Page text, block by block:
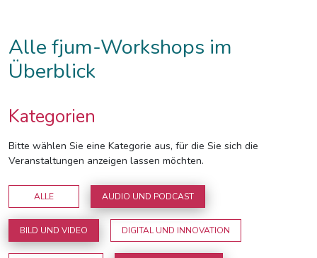
Alle fjum-Workshops im
Überblick
Kategorien
Bitte wählen Sie eine Kategorie aus, für die Sie sich die
Veranstaltungen anzeigen lassen möchten.
ALLE AUDIO UND PODCAST
BILD UND VIDEO DIGITAL UND INNOVATION